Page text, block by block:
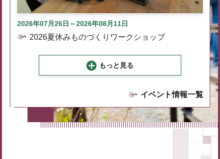
2026年07月26日～2026年08月11日
2026夏休みものづくりワークショップ
もっと見る
イベント情報一覧